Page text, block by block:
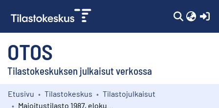
OTOS
Tilastokeskuksen julkaisut verkossa
Kokoelmat
Etusivu Tilastokeskus
Tilastojulkaisut